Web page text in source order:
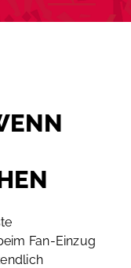
Fan-Einzug